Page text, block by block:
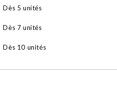
Dès 5 unités
Dès 7 unités
Dès 10 unités